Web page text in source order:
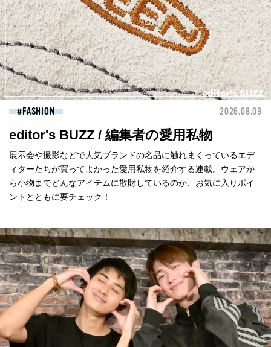
FASHION 2026.08.09
editor's BUZZ / 編集者の愛用私物
展示会や撮影などで人気ブランドの名品に触れまくっているエデ
ィターたちが買ってよかった愛用私物を紹介する連載。ウェアか
ら小物までどんなアイテムに散財しているのか、お気に入りポイ
ントとともに要チェック！